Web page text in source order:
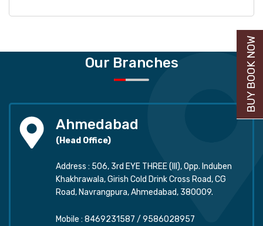
Our Branches
Ahmedabad
(Head Office)
Address : 506, 3rd EYE THREE (III), Opp. Induben
Khakhrawala, Girish Cold Drink Cross Road, CG
Road, Navrangpura, Ahmedabad, 380009.
Mobile : 8469231587 / 9586028957
BUY BOOK NOW